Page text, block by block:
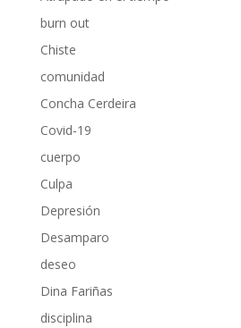
burn out
Chiste
comunidad
Concha Cerdeira
Covid-19
cuerpo
Culpa
Depresión
Desamparo
deseo
Dina Fariñas
disciplina